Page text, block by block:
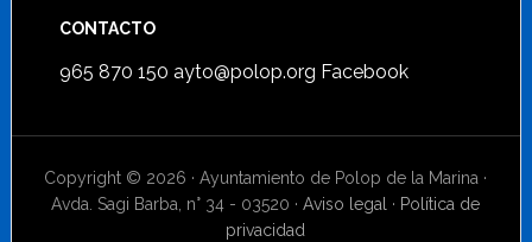
CONTACTO
965 870 150 ayto@polop.org Facebook
Copyright © 2026 · Ayuntamiento de Polop de la Marina ·
Avda. Sagi Barba, n° 34 - 03520 ·Aviso legal · Política de
privacidad